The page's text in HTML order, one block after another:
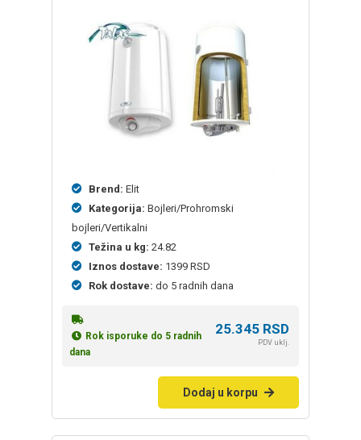
Brend: Elit
Kategorija: Bojleri/Prohromski
bojleri/Vertikalni
Težina u kg: 24.82
Iznos dostave: 1399 RSD
Rok dostave: do 5 radnih dana
Rok isporuke do 5 radnih
dana
25.345 RSD
PDV uklj.
Dodaj u korpu